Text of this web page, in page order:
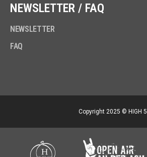
NEWSLETTER / FAQ
NEWSLETTER
FAQ
Copyright 2025 © HIGH 5